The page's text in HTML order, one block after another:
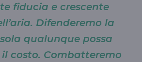
fiducia e crescente
Difenderemo la
qualunque possa
il costo. Combatteremo